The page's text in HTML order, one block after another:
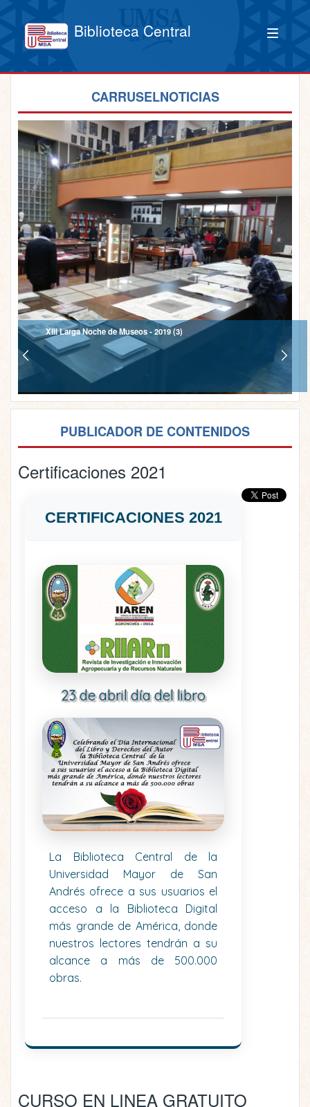
Biblioteca Central
CARRUSELNOTICIAS
XIII Larga Noche de Museos - 2019 (3)
PUBLICADOR DE CONTENIDOS
Certificaciones 2021
CERTIFICACIONES 2021
23 de abril día del libro
La Biblioteca Central de la
Universidad Mayor de San
Andrés ofrece a sus usuarios el
acceso a la Biblioteca Digital
más grande de América, donde
nuestros lectores tendrán a su
alcance a más de 500.000
obras.
CURSO EN LINEA GRATUITO